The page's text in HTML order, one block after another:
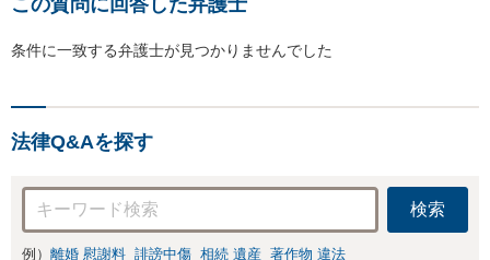
条件に一致する弁護士が見つかりませんでした
法律Q&Aを探す
検索
例） 離婚 慰謝料 誹謗中傷 相続 遺産 著作物 違法